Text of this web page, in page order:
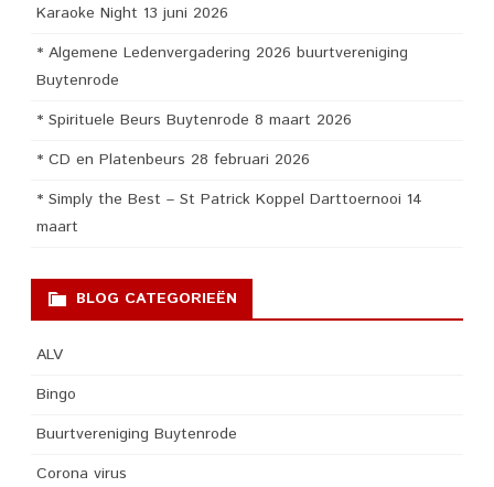
Karaoke Night 13 juni 2026
* Algemene Ledenvergadering 2026 buurtvereniging
Buytenrode
* Spirituele Beurs Buytenrode 8 maart 2026
* CD en Platenbeurs 28 februari 2026
* Simply the Best – St Patrick Koppel Darttoernooi 14
maart
BLOG CATEGORIEËN
ALV
Bingo
Buurtvereniging Buytenrode
Corona virus